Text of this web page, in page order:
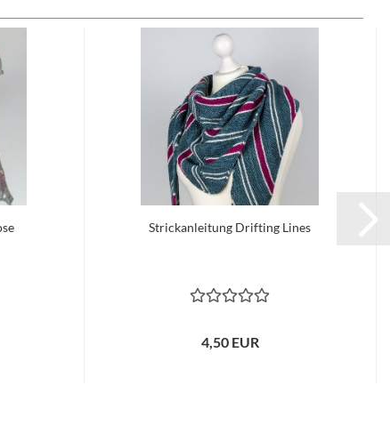
Strickanleitung Drifting Lines
4,50 EUR